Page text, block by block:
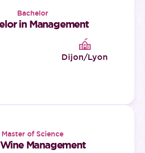
Bachelor
in Management
Dijon/Lyon
Master of Science
Management